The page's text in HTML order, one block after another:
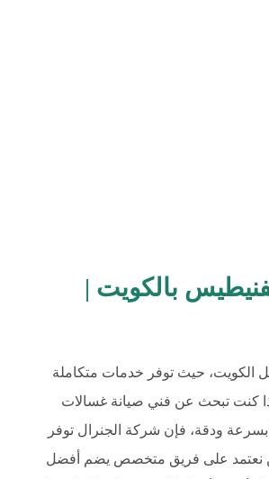
بالكويت |
الكويت، حيث توفر خدمات متكاملة
إذا كنت تبحث عن فني صيانة غسالات
ودقة، فإن شركة الجنرال توفر
نعتمد على فريق متخصص يضم أفضل